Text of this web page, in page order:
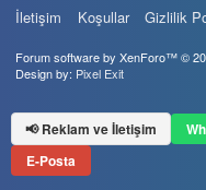
İletişim
Koşullar Gizlilik
Forum software by XenForo™©
Design by: Pixel Exit
📢 Reklam ve İletişim
E-Posta